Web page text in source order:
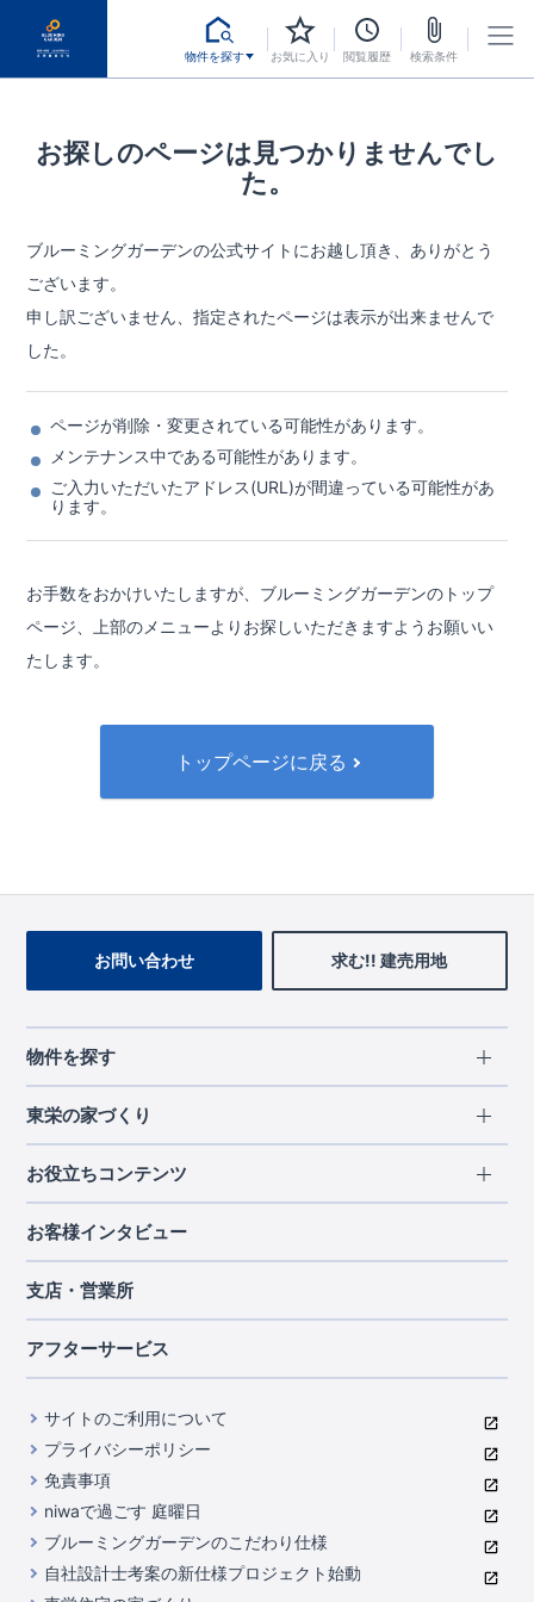
物件を探す お気に入り 閲覧履歴 検索条件
お探しのページは見つかりませんでし
た。
ブルーミングガーデンの公式サイトにお越し頂き、ありがとう
ございます。
申し訳ございません、指定されたページは表示が出来ませんで
した。
ページが削除・変更されている可能性があります。
メンテナンス中である可能性があります。
ご入力いただいたアドレス(URL)が間違っている可能性があ
ります。
お手数をおかけいたしますが、ブルーミングガーデンのトップ
ページ、
上部のメニューよりお探しいただきますようお願いい
たします。
トップページに戻る
お問い合わせ 求む!! 建売用地
物件を探す
エリアから探す
北海道・東北
北海道
宮城県
千葉県
中部
山梨県
静岡県
滋賀県
京都府
中国・四国
岡山県
広島県
九州・沖縄
東栄の家づくり
長期優良住宅
住宅性能評価書
ブルーミングガーデンは地震につよい<建物編>
室内空間を快適に保つ断熱性能
コストパフォーマンスに自信
充実のアフターサポート
第三者評価によるお墨付き
家づくりのプロにも選ばれるブルーミングガーデン
住んでみるとじわじわ伝わる暮らしやすさへのこだわり
お役立ちコンテンツ
ご契約までの道のり
現地見学ガイド
ご紹介制度のご案内
東栄INDEX（用語集）
お客様インタビュー
支店・営業所
アフターサービス
サイトのご利用について
プライバシーポリシー
免責事項
niwaで過ごす 庭曜日
ブルーミングガーデンのこだわり仕様
自社設計士考案の新仕様プロジェクト始動